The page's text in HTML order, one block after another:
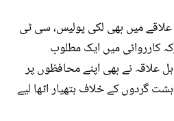
میں بھی لکی پولیس، سی ٹی
کارروائی میں ایک مطلوب
علاقہ نے بھی اپنے محافظوں پر
گردوں کے خلاف ہتھیار اٹھا لیے